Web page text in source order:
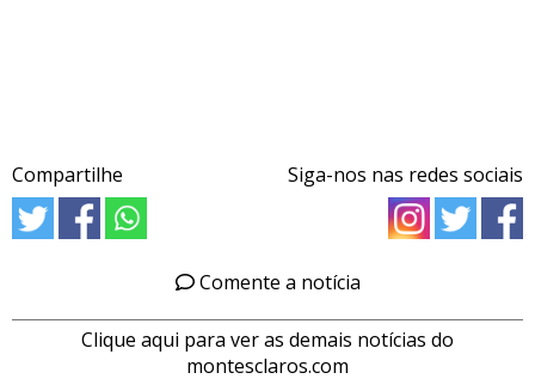
Compartilhe Siga-nos nas redes sociais
Comente a notícia
Clique aqui para ver as demais notícias do
montesclaros.com